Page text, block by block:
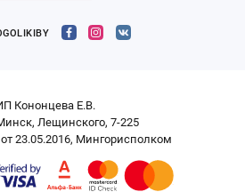
Кононцева Е.В.
Лещинского, 7-225
23.05.2016, Мингорисполком